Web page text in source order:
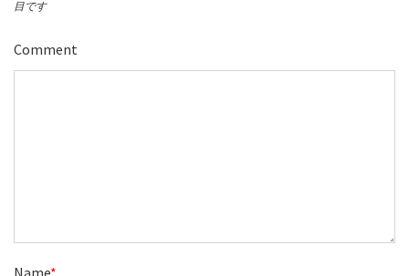
目です
Comment
Name*